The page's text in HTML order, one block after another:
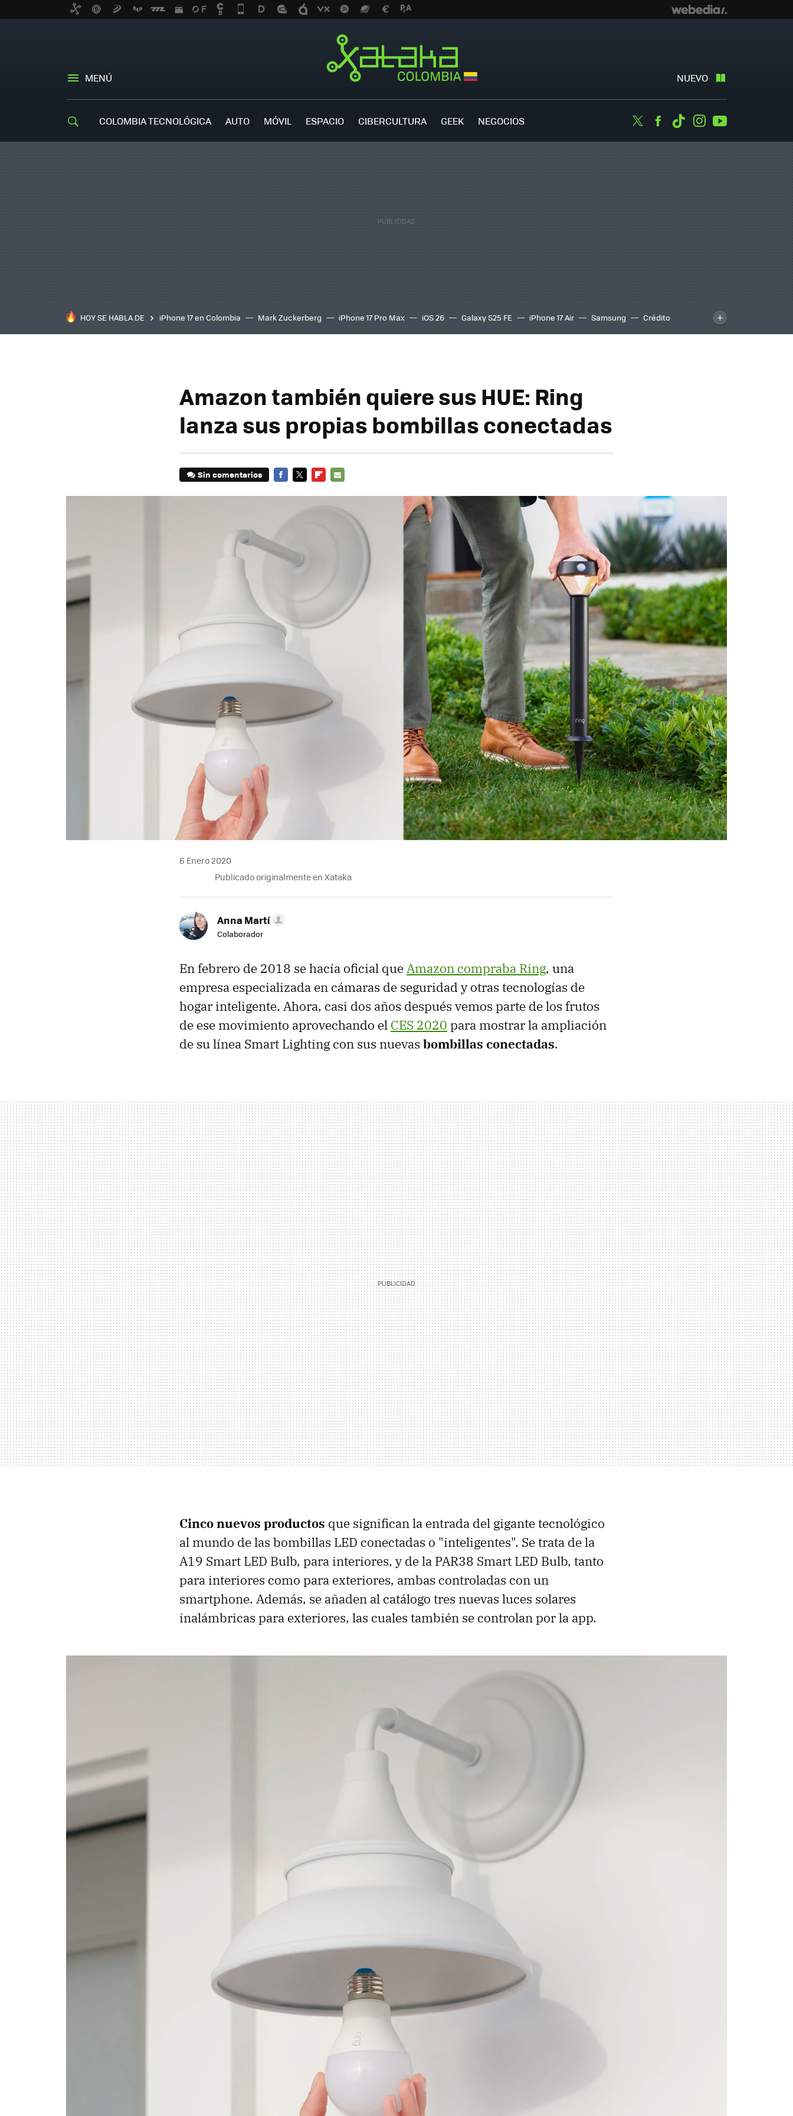
MENÚ NUEVO
COLOMBIA TECNOLÓGICA AUTO MÓVIL ESPACIO CIBERCULTURA GEEK NEGOCIOS TwitterFacebook
TiktokInstagram
HOY SE HABLA DE iPhone 17 en Colombia Mark Zuckerberg iPhone 17 Pro Max iOS 26 Galaxy S25 FE iPhone 17 Air Samsung
Crédito
inteligente
IA TCL C8K
Amazon también quiere sus HUE: Ring
lanza sus propias bombillas conectadas
Sin comentarios
6 Enero 2020
Publicado originalmente en Xataka
Anna Martí
Colaborador
En febrero de 2018 se hacía oficial queAmazon compraba Ring, una
empresa especializada en cámaras de seguridad y otras tecnologías de
hogar inteligente. Ahora, casi dos años después vemos parte de los frutos
de ese movimiento aprovechando el CES 2020 para mostrar la ampliación
de su línea Smart Lighting con sus nuevas bombillas conectadas.
Cinco nuevos productos que significan la entrada del gigante tecnológico
al mundo de las bombillas LED conectadas o "inteligentes". Se trata de la
A19 Smart LED Bulb, para interiores, y de la PAR38 Smart LED Bulb, tanto
para interiores como para exteriores, ambas controladas con un
smartphone. Además, se añaden al catálogo tres nuevas luces solares
inalámbricas para exteriores, las cuales también se controlan por la app.